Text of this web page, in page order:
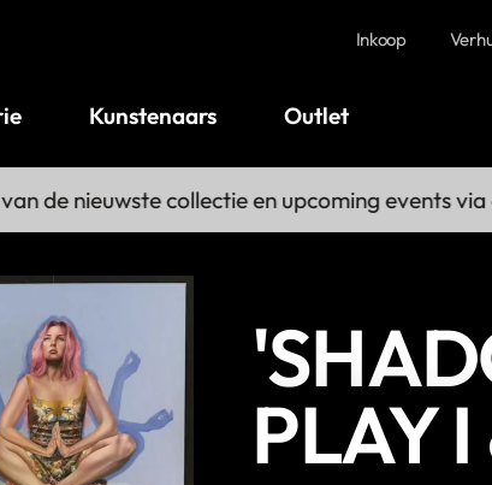
Inkoop
Kunstenaars Outlet
de nieuwste collectie en upcoming events via
PLAY